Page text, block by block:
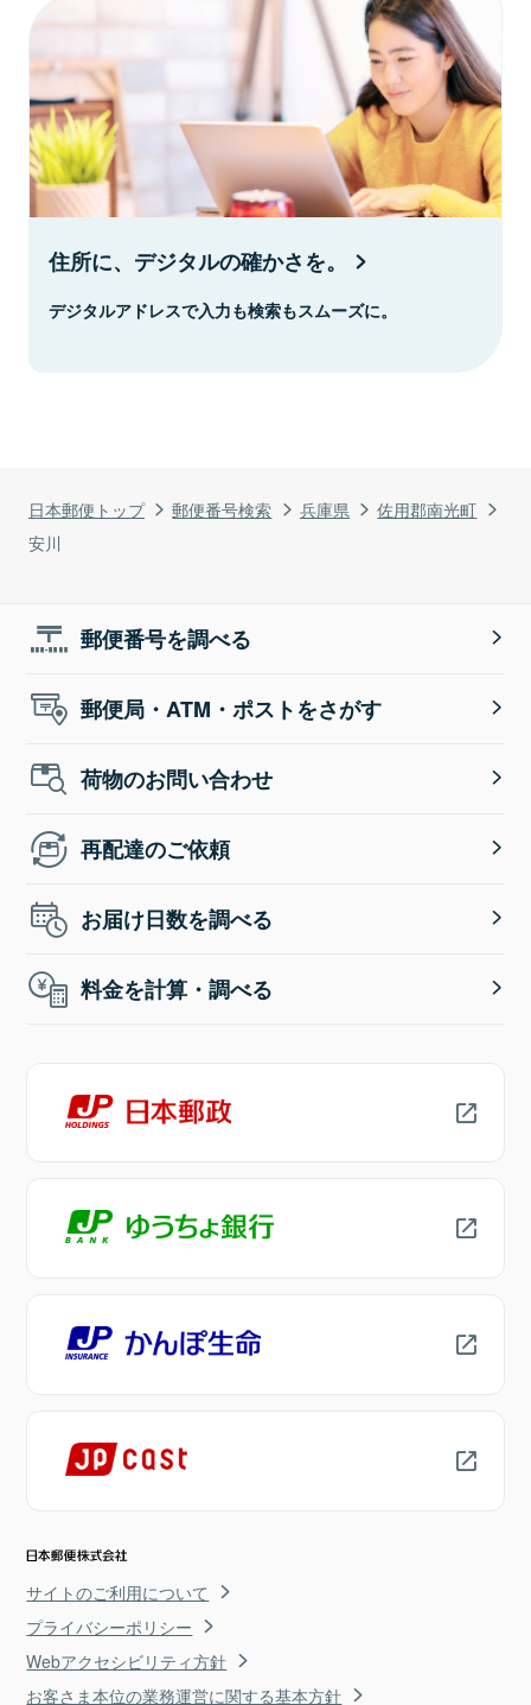
日本郵便トップ 郵便番号検索 兵庫県
佐用郡南光町
安川
住所に、デジタルの確かさを。
デジタルアドレスで入力も検索もスムーズに。
郵便番号を調べる
郵便局・ATM・ポストをさがす
荷物のお問い合わせ
再配達のご依頼
お届け日数を調べる
料金を計算・調べる
サイトのご利用について
プライバシーポリシー
Webアクセシビリティ方針
お客さま本位の業務運営に関する基本方針